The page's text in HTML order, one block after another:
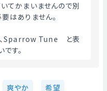
てかまいませんので別
はありません。
Sparrow Tune　と表
す。
爽やか 希望